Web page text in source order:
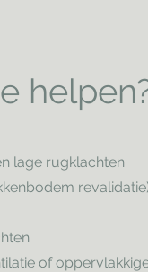
lage rugklachten
of